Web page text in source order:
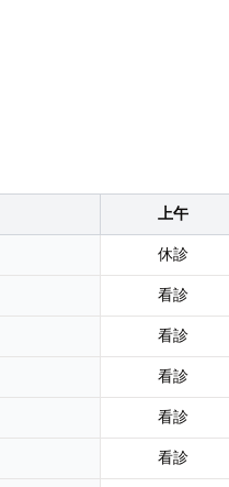
上午
休診
看診
看診
看診
看診
看診